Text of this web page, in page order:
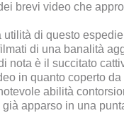
brevi video che
utilità di questo
di una banalità
nota è il succitato
in quanto coperto
abilità
apparso in una